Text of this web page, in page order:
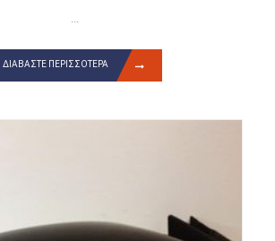
ΔΙΑΒΆΣΤΕ ΠΕΡΙΣΣΌΤΕΡΑ